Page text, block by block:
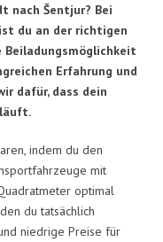
nach Šentjur? Bei
du an der richtigen
Erfahrung und
dafür, dass dein
indem du den
mit
optimal
du tatsächlich
niedrige Preise für